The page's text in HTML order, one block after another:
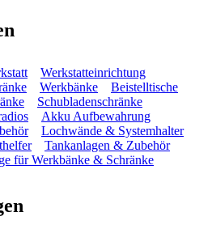
Werkstatteinrichtung
Werkbänke
Beistelltische
Schubladenschränke
Akku Aufbewahrung
Lochwände & Systemhalter
Tankanlagen & Zubehör
für Werkbänke & Schränke